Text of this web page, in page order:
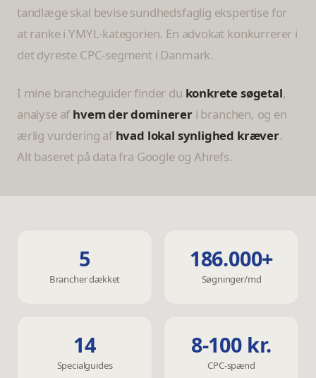
tandlæge skal bevise sundhedsfaglig ekspertise for
at ranke i YMYL-kategorien. En advokat konkurrerer i
det dyreste CPC-segment i Danmark.
I mine brancheguider finder du konkrete søgetal,
analyse af hvem der dominereri branchen, og en
ærlig vurdering af hvad lokal synlighed kræver.
Alt baseret på data fra Google og Ahrefs.
5
Brancher dækket
186.000+
Søgninger/md
14
Specialguides
8-100 kr.
CPC-spænd